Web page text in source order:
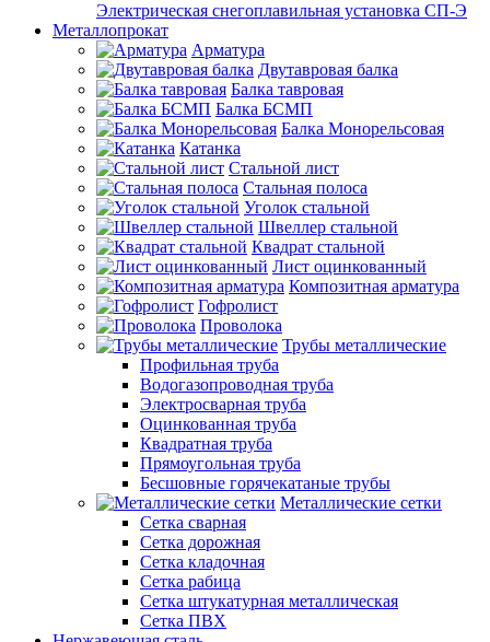
Электрическая снегоплавильная установка СП-Э
Металлопрокат
Арматура
Двутавровая балка
Балка тавровая
Балка БСМП
Балка Монорельсовая
Катанка
Стальной лист
Стальная полоса
Уголок стальной
Швеллер стальной
Квадрат стальной
Лист оцинкованный
Композитная арматура
Гофролист
Проволока
Трубы металлические
Профильная труба
Водогазопроводная труба
Электросварная труба
Оцинкованная труба
Квадратная труба
Прямоугольная труба
Бесшовные горячекатаные трубы
Металлические сетки
Сетка сварная
Сетка дорожная
Сетка кладочная
Сетка рабица
Сетка штукатурная металлическая
Сетка ПВХ